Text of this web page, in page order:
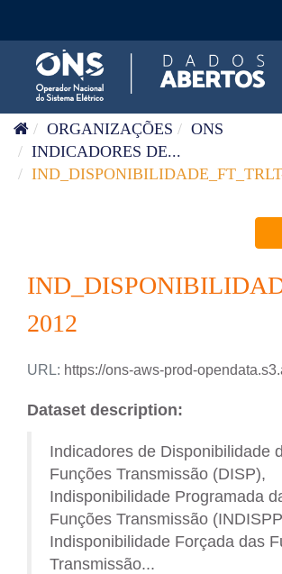
ORGANIZAÇÕES
ONS
INDICADORES DE...
2012
URL: https://ons-aws-prod-opendata.s3.amazonaws.com/dataset/ind_disponibilidade_ft_trlt_me/
Dataset description:
Indicadores de Disponibilidade
Funções Transmissão (DISP),
Indisponibilidade Programada
Funções Transmissão
Indisponibilidade Forçada das
Transmissão...